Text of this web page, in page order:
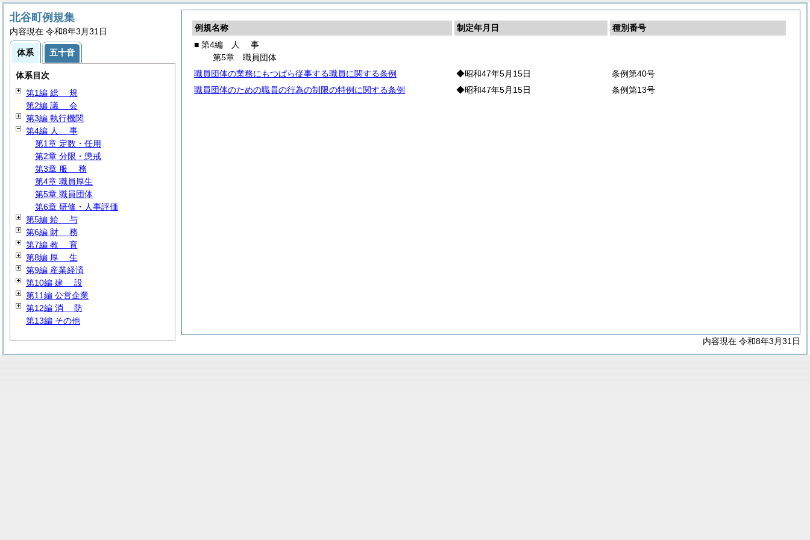
例規名称 制定年月日
種別番号
■ 第4編
人 事
第5章 職員団体
職員団体の業務にもつぱら従事する職員に関する条例
◆昭和47年5月15日
条例第40号
職員団体のための職員の行為の制限の特例に関する条例
◆昭和47年5月15日 条例第13号
内容現在 令和8年3月31日
北谷町例規集
内容現在 令和8年3月31日
体系 五十音
体系目次
第1編 総 規
第2編 議 会
第3編 執行機関
第4編 人 事
第1章 定数・任用
第2章 分限・懲戒
第3章 服 務
第4章 職員厚生
第5章 職員団体
第6章 研修・人事評価
第5編 給 与
第6編 財 務
第7編 教 育
第8編 厚 生
第9編 産業経済
第10編 建 設
第11編 公営企業
第12編 消 防
第13編 その他